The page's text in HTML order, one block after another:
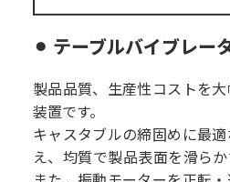
⚫︎ テーブルバイブレー
製品品質、生産性コストを
装置です。
キャスタブルの締固めに最
え、均質で製品表面を滑らか